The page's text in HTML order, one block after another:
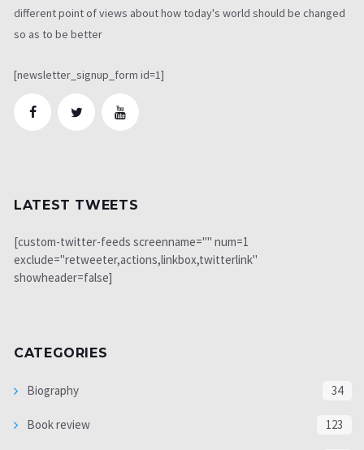
different point of views about how today's world should be changed
so as to be better
[newsletter_signup_form id=1]
LATEST TWEETS
[custom-twitter-feeds screenname="" num=1
exclude="retweeter,actions,linkbox,twitterlink"
showheader=false]
CATEGORIES
Biography 34
Book review 123